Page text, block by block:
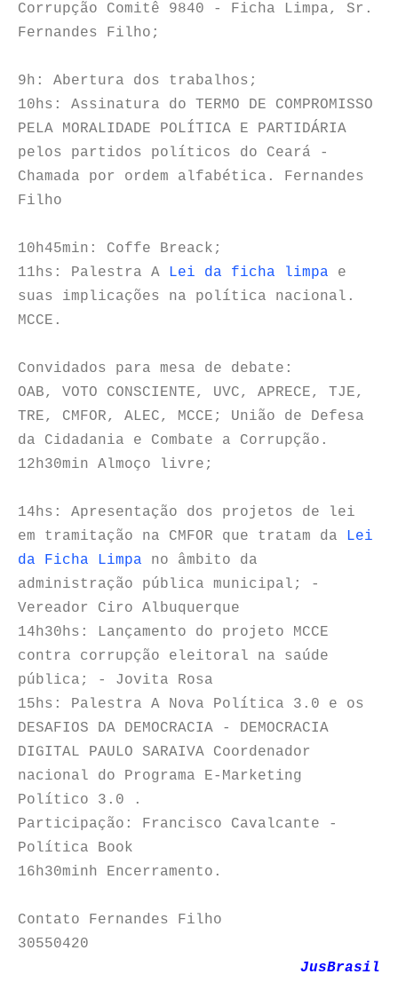
Corrupção Comitê 9840 - Ficha Limpa, Sr.
Fernandes Filho;
9h: Abertura dos trabalhos;
10hs: Assinatura do TERMO DE COMPROMISSO
PELA MORALIDADE POLÍTICA E PARTIDÁRIA
pelos partidos políticos do Ceará -
Chamada por ordem alfabética. Fernandes
Filho
10h45min: Coffe Breack;
11hs: Palestra A Lei da ficha limpa e
suas implicações na política nacional.
MCCE.
Convidados para mesa de debate:
OAB, VOTO CONSCIENTE, UVC, APRECE, TJE,
TRE, CMFOR, ALEC, MCCE; União de Defesa
da Cidadania e Combate a Corrupção.
12h30min Almoço livre;
14hs: Apresentação dos projetos de lei
em tramitação na CMFOR que tratam da Lei
da Ficha Limpa no âmbito da
administração pública municipal; -
Vereador Ciro Albuquerque
14h30hs: Lançamento do projeto MCCE
contra corrupção eleitoral na saúde
pública; - Jovita Rosa
15hs: Palestra A Nova Política 3.0 e os
DESAFIOS DA DEMOCRACIA - DEMOCRACIA
DIGITAL PAULO SARAIVA Coordenador
nacional do Programa E-Marketing
Político 3.0 .
Participação: Francisco Cavalcante -
Política Book
16h30minh Encerramento.
Contato Fernandes Filho
30550420
JusBrasil